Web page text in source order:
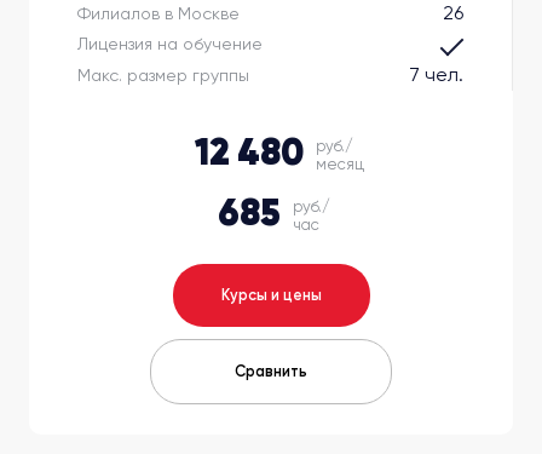
Филиалов в Москве 26
Макс. размер группы 7 чел.
Лицензия на обучение
12 480
руб./
месяц
685
руб./
час
Курсы и цены
Сравнить